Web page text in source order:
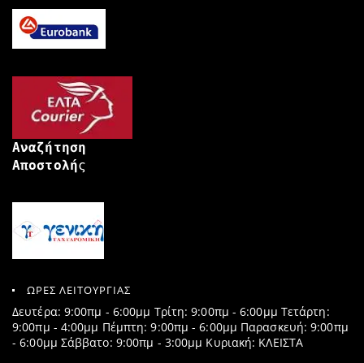
Αναζήτηση
Αποστολής
ΩΡΕΣ ΛΕΙΤΟΥΡΓΙΑΣ
Δευτέρα: 9:00πμ - 6:00μμ Τρίτη: 9:00πμ - 6:00μμ Τετάρτη:
9:00πμ - 4:00μμ Πέμπτη: 9:00πμ - 6:00μμ Παρασκευή: 9:00πμ
- 6:00μμ Σάββατο: 9:00πμ - 3:00μμ Κυριακή: ΚΛΕΙΣΤΑ